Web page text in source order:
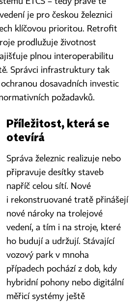
je pro českou železnici
klíčovou prioritou. Retrofit
prodlužuje životnost
plnou interoperabilitu
Správci infrastruktury tak
dosavadních investic
požadavků.
Příležitost, která se
otevírá
Správa železnic realizuje nebo
připravuje desítky staveb
napříč celou sítí. Nové
i rekonstruované tratě přinášejí
nové nároky na trolejové
vedení, a tím i na stroje, které
ho budují a udržují. Stávající
vozový park v mnoha
případech pochází z dob, kdy
hybridní pohony nebo digitální
měřicí systémy ještě